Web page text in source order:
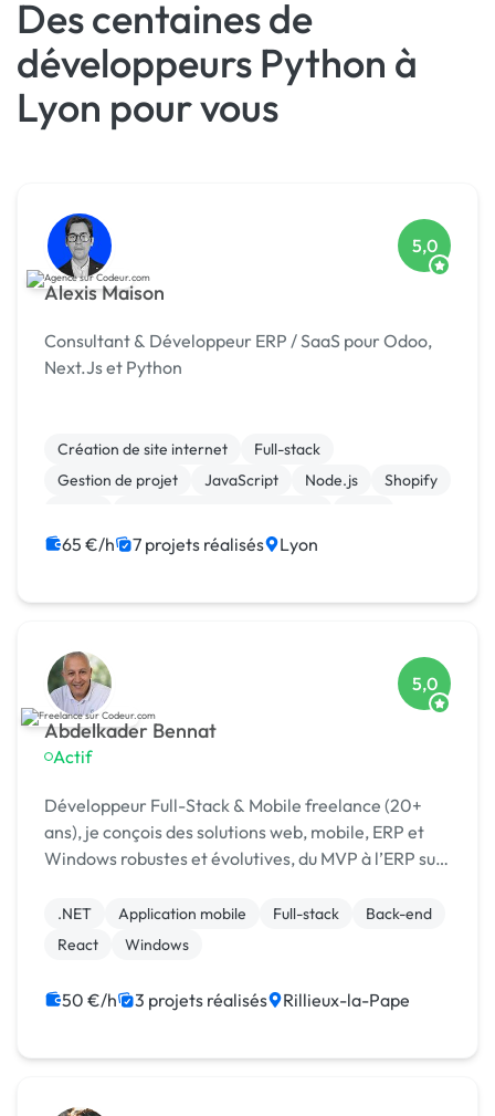
Des centaines de
développeurs Python à
Lyon pour vous
Alexis Maison
5,0
Consultant & Développeur ERP / SaaS pour Odoo,
Next.Js et Python
Création de site internet
Full-stack
Gestion de projet
JavaScript Node.js
Shopify
Site clé en main
65 €/h 7 projets réalisés Lyon
Abdelkader Bennat
Actif
5,0
Développeur Full-Stack & Mobile freelance (20+
ans), je conçois des solutions web, mobile, ERP et
Windows robustes et évolutives, du MVP à l’ERP sur
.NET Application mobile Full-stack
Back-end
React
Windows
50 €/h 3 projets réalisés Rillieux-la-Pape